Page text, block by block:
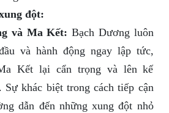
đột:
và Ma Kết: Bạch Dương luôn
và hành động ngay lập tức,
Kết lại cẩn trọng và lên kế
Sự khác biệt trong cách tiếp cận
dẫn đến những xung đột nhỏ